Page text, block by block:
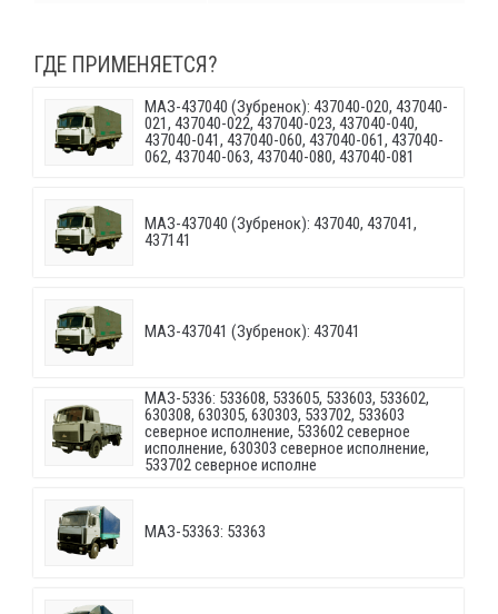
ГДЕ ПРИМЕНЯЕТСЯ?
МАЗ-437040 (Зубренок): 437040-020, 437040-
021, 437040-022, 437040-023, 437040-040,
437040-041, 437040-060, 437040-061, 437040-
062, 437040-063, 437040-080, 437040-081
МАЗ-437040 (Зубренок): 437040, 437041,
437141
МАЗ-437041 (Зубренок): 437041
МАЗ-5336: 533608, 533605, 533603, 533602,
630308, 630305, 630303, 533702, 533603
северное исполнение, 533602 северное
исполнение, 630303 северное исполнение,
533702 северное исполне
МАЗ-53363: 53363